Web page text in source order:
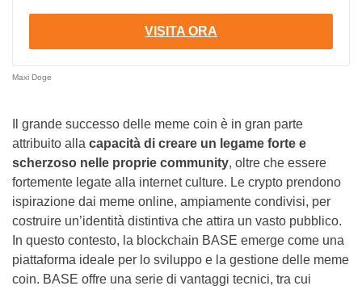
VISITA ORA
Maxi Doge
Il grande successo delle meme coin è in gran parte
attribuito alla capacità di creare un legame forte e
scherzoso nelle proprie community, oltre che essere
fortemente legate alla internet culture. Le crypto prendono
ispirazione dai meme online, ampiamente condivisi, per
costruire un’identità distintiva che attira un vasto pubblico.
In questo contesto, la blockchain BASE emerge come una
piattaforma ideale per lo sviluppo e la gestione delle meme
coin. BASE offre una serie di vantaggi tecnici, tra cui